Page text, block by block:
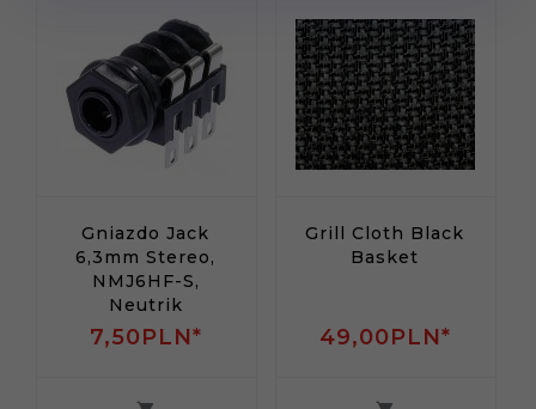
Gniazdo Jack
6,3mm Stereo,
NMJ6HF-S,
Neutrik
7,50PLN*
Grill Cloth Black
Basket
49,00PLN*